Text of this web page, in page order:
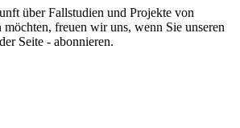
über Fallstudien und Projekte von
freuen wir uns, wenn Sie unseren
Seite - abonnieren.